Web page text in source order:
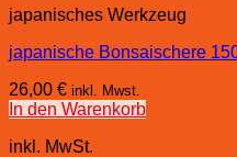
japanisches Werkzeug
japanische Bonsaischere
26,00 € inkl. Mwst.
In den Warenkorb
inkl. MwSt.